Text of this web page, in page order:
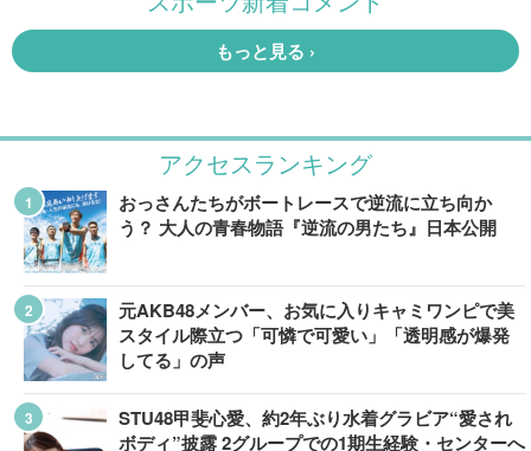
アクセスランキング
おっさんたちがボートレースで逆流に立ち向か
う？ 大人の青春物語『逆流の男たち』日本公開
元AKB48メンバー、お気に入りキャミワンピで美
スタイル際立つ「可憐で可愛い」「透明感が爆発
してる」の声
STU48甲斐心愛、約2年ぶり水着グラビア“愛され
ボディ”披露 2グループでの1期生経験・センターへ